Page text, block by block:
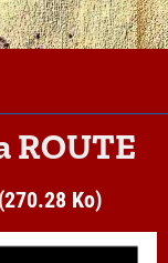
ROUTE
(270.28 Ko)